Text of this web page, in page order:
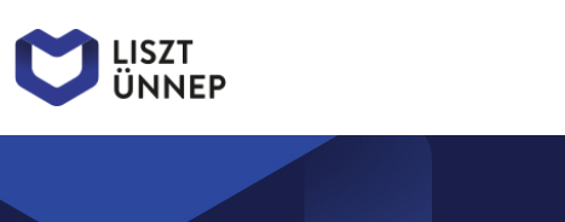
Liszt Ünnep
Liszt Ünnep